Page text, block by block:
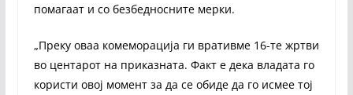
помагаат и со безбедносните мерки.
„Преку оваа комеморација ги вративме 16-те жртви
во центарот на приказната. Факт е дека владата го
користи овој момент за да се обиде да го исмее тој